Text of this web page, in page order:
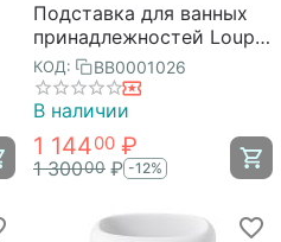
Подставка для ванных
принадлежностей Loup,
графитовая, Bergenson
Bjorn Bath
КОД: BB0001026
В наличии
1 14400 ₽
1 30000 ₽ -12%